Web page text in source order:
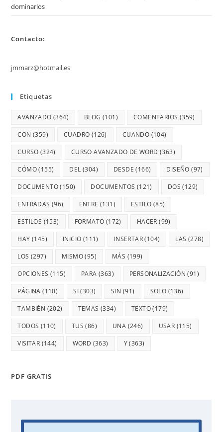
dominarlos
Contacto:
jmmarz@hotmail.es
Etiquetas
AVANZADO (364) BLOG (101) COMENTARIOS (359)
CON (359) CUADRO (126) CUANDO (104)
CURSO (324) CURSO AVANZADO DE WORD (363)
CÓMO(155) DEL (304) DESDE (166) DISEÑO (97)
DOCUMENTO(150) DOCUMENTOS (121) DOS (129)
ENTRADAS (96) ENTRE (131) ESTILO (85)
ESTILOS (153) FORMATO (172) HACER (99)
HAY (145) INICIO (111) INSERTAR(104) LAS (278)
LOS (297) MISMO(95) MÁS (199)
OPCIONES (115) PARA (363) PERSONALIZACIÓN (91)
PÁGINA (110) SI(303) SIN (91) SOLO (136)
TAMBIÉN (202) TEMAS (334) TEXTO(179)
TODOS (110) TUS (86) UNA (246) USAR (115)
VISITAR (144) WORD (363) Y(363)
PDF GRATIS